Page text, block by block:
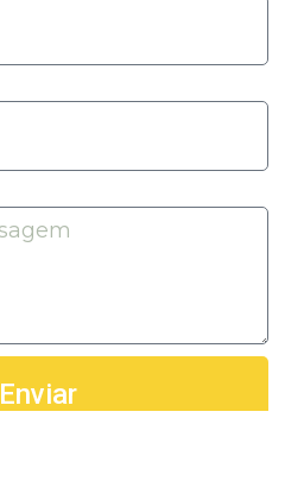
Enviar